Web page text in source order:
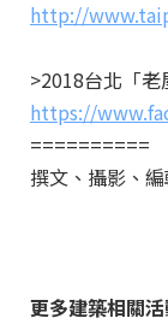
http://
>2018台北「
https://
==========
撰文、攝影、
更多建築相關